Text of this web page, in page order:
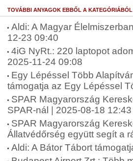
TOVÁBBI ANYAGOK EBBŐL A KATEGÓRIÁBÓL
Aldi: A Magyar
12-23 09:40
4iG NyRt.: 220 laptopot
2025-11-24 09:08
Egy Lépéssel Több
támogatja az Egy Lépéssel
SPAR Magyarország
SPAR-nál | 2025-08-18 12:43
SPAR Magyarország
Állatvédőrség együtt segít a
Aldi: A Bátor Tábort